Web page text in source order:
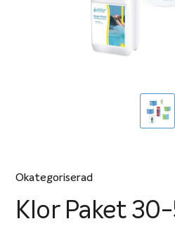
Okategoriserad
Klor Paket